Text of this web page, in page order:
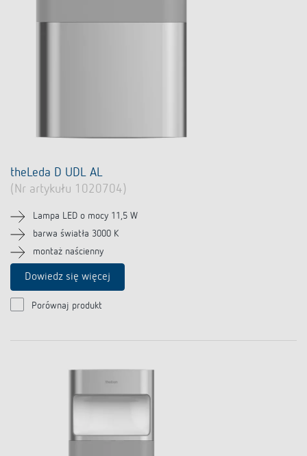
theLeda D UDL AL
(Nr artykułu 1020704)
Lampa LED o mocy 11,5 W
barwa światła 3000 K
montaż naścienny
Dowiedz się więcej
Porównaj produkt